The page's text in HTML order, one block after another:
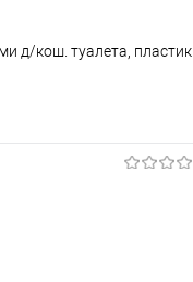
д/кош. туалета, пластик